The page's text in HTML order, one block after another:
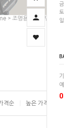
> 조명용품> 조명 램프
격순 높은 가격순